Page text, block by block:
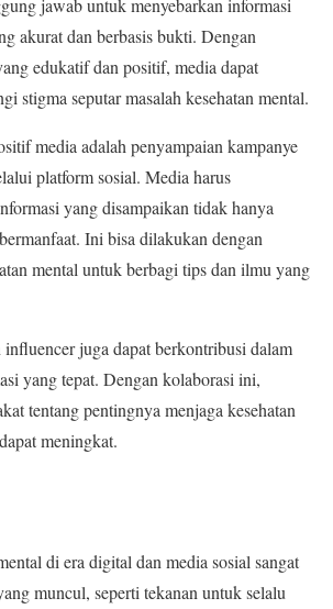
jawab untuk menyebarkan informasi
akurat dan berbasis bukti. Dengan
edukatif dan positif, media dapat
stigma seputar masalah kesehatan mental.
media adalah penyampaian kampanye
platform sosial. Media harus
yang disampaikan tidak hanya
Ini bisa dilakukan dengan
mental untuk berbagi tips dan ilmu yang
influencer juga dapat berkontribusi dalam
yang tepat. Dengan kolaborasi ini,
tentang pentingnya menjaga kesehatan
meningkat.
di era digital dan media sosial sangat
muncul, seperti tekanan untuk selalu